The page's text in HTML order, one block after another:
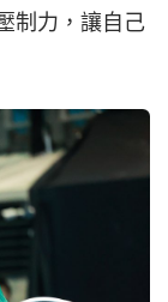
制力，讓自己